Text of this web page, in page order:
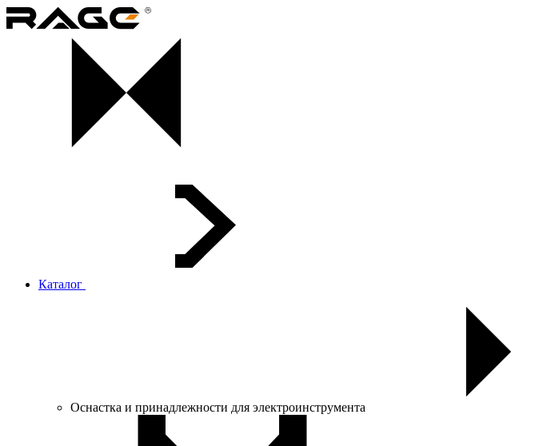
Каталог
Оснастка и принадлежности для электроинструмента